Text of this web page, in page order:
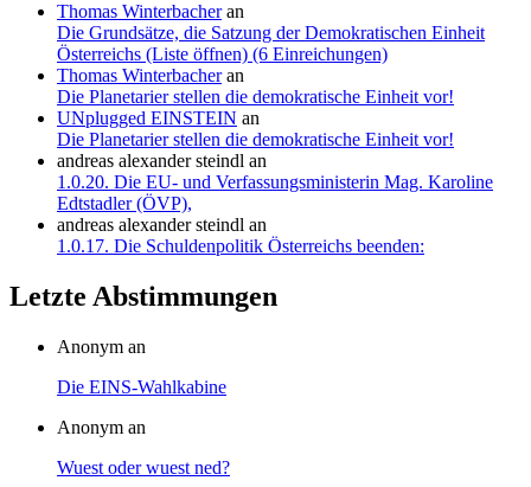
Thomas Winterbacheran
Die Grundsätze, die Satzung der Demokratischen Einheit
Österreichs (Liste öffnen) (6 Einreichungen)
Thomas Winterbacheran
Die Planetarier stellen die demokratische Einheit vor!
UNplugged EINSTEIN an
Die Planetarier stellen die demokratische Einheit vor!
andreas alexander steindl an
1.0.20. Die EU- und Verfassungsministerin Mag. Karoline
Edtstadler (ÖVP),
andreas alexander steindl an
1.0.17. Die Schuldenpolitik Österreichs beenden:
Letzte Abstimmungen
Anonym an
Die EINS-Wahlkabine
Anonym an
Wuest oder wuest ned?